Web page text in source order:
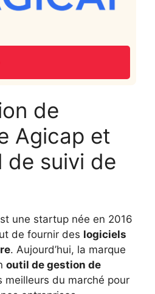
de
Agicap et
de suivi de
une startup née en 2016
de fournir des logiciels
. Aujourd’hui, la marque
outil de gestion de
meilleurs du marché pour